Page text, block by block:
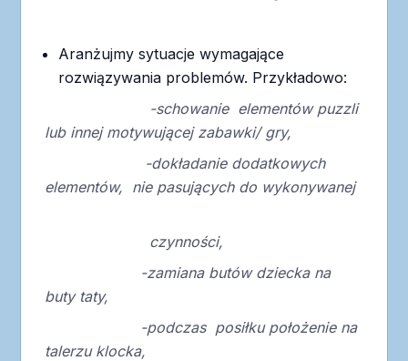
Aranżujmy sytuacje wymagające
rozwiązywania problemów. Przykładowo:
-schowanie elementów puzzli
lub innej motywującej zabawki/ gry,
-dokładanie dodatkowych
elementów, nie pasujących do wykonywanej
czynności,
-zamiana butów dziecka na
buty taty,
-podczas posiłku położenie na
talerzu klocka,